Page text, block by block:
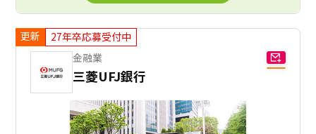
更新
27年卒応募受付中
金融業
三菱UFJ銀行